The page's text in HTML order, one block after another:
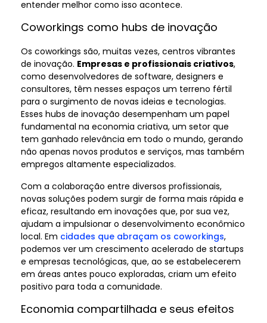
entender melhor como isso acontece.
Coworkings como hubs de inovação
Os coworkings são, muitas vezes, centros vibrantes
de inovação. Empresas e profissionais criativos,
como desenvolvedores de software, designers e
consultores, têm nesses espaços um terreno fértil
para o surgimento de novas ideias e tecnologias.
Esses hubs de inovação desempenham um papel
fundamental na economia criativa, um setor que
tem ganhado relevância em todo o mundo, gerando
não apenas novos produtos e serviços, mas também
empregos altamente especializados.
Com a colaboração entre diversos profissionais,
novas soluções podem surgir de forma mais rápida e
eficaz, resultando em inovações que, por sua vez,
ajudam a impulsionar o desenvolvimento econômico
local. Em cidades que abraçam os coworkings,
podemos ver um crescimento acelerado de startups
e empresas tecnológicas, que, ao se estabelecerem
em áreas antes pouco exploradas, criam um efeito
positivo para toda a comunidade.
Economia compartilhada e seus efeitos